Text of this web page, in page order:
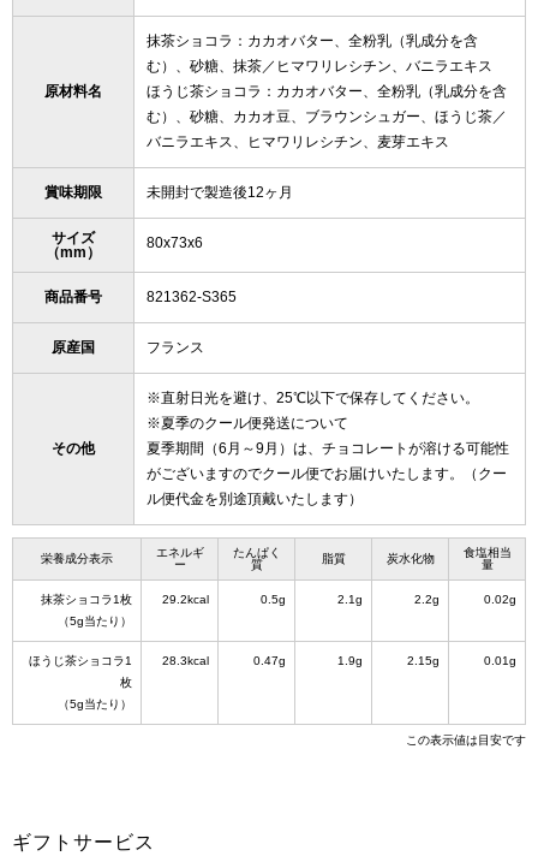
原材料名
抹茶ショコラ：カカオバター、全粉乳（乳成分を含
む）、砂糖、抹茶／ヒマワリレシチン、バニラエキス
ほうじ茶ショコラ：カカオバター、全粉乳（乳成分を含
む）、砂糖、カカオ豆、ブラウンシュガー、ほうじ茶／
バニラエキス、ヒマワリレシチン、麦芽エキス
賞味期限 未開封で製造後12ヶ月
サイズ
（mm）
80x73x6
商品番号 821362-S365
原産国 フランス
その他
※直射日光を避け、25℃以下で保存してください。
※夏季のクール便発送について
夏季期間（6月～9月）は、チョコレートが溶ける可能性
がございますのでクール便でお届けいたします。（クー
ル便代金を別途頂戴いたします）
栄養成分表示
エネルギ
ー
たんぱく
質
脂質 炭水化物
食塩相当
量
抹茶ショコラ1枚
（5g当たり）
29.2kcal 0.5g 2.1g 2.2g 0.02g
ほうじ茶ショコラ1
枚
（5g当たり）
28.3kcal 0.47g 1.9g 2.15g 0.01g
この表示値は目安です
ギフトサービス